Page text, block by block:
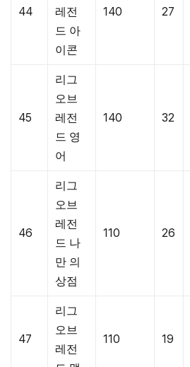
44
레전
드 아
이콘
140 27
45
리그
오브
레전
드 영
어
140 32
46
리그
오브
레전
드 나
만 의
상점
110 26
47
리그
오브
레전
110 19